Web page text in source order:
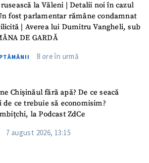
la Văleni | Detalii noi în cazul
fost parlamentar rămâne condamnat
| Averea lui Dumitru Vangheli, sub
DE GARDĂ
8 ore în urmă
Chișinăul fără apă? De ce seacă
ce trebuie să economisim?
la Podcast ZdCe
7 august 2026, 13:15